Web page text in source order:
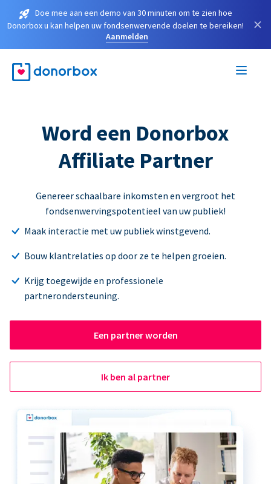
Doe mee aan een demo van 30 minuten om te zien hoe
Donorbox u kan helpen uw fondsenwervende doelen te bereiken!
Aanmelden
×
Word een Donorbox
Affiliate Partner
Genereer schaalbare inkomsten en vergroot het
fondsenwervingspotentieel van uw publiek!
Maak interactie met uw publiek winstgevend.
Bouw klantrelaties op door ze te helpen groeien.
Krijg toegewijde en professionele
partnerondersteuning.
Een partner worden
Ik ben al partner